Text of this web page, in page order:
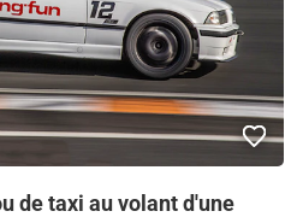
de taxi au volant d'une